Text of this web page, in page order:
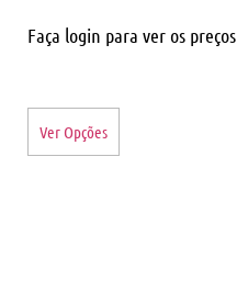
Faça login para ver os preços
Ver Opções